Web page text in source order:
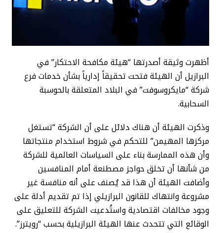
أظهرت وثيقة أصدرتها “هيئة مكافحة الاحتكار” في
البرازيل أن الهيئة فتحت تحقيقاً إدارياً بشأن خدمات فرع
شركة “مايكروسوفت” في البلاد المتعلقة بالحوسبة
السحابية.
وذكرت الهيئة أن هناك دلائل على أن الشركة “تستغل
مركزها المهيمن” للتحكم في شروط استخدام منتجاتها
وأن هذه الممارسة بناء على السياسات العالمية للشركة
من شأنها أن تخلق حواجز مصطنعة أمام المنافسين
وأضافت الهيئة أن هذا قد يُصنف على أنه منافسة غير
مشروعة وانتهاك للقانون البرازيلي إذا تم تقديم أدلة على
وجود مخالفات اقتصادية واستُدعيت الشركة للتعليق على
الوقائع التي تتحدث عنها الهيئة البرازيلية بحسب “رويترز”.